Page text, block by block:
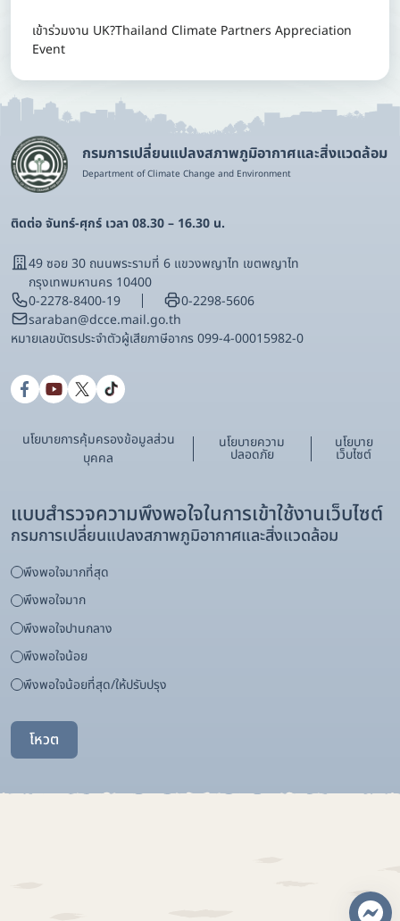
เข้าร่วมงาน UK?Thailand Climate Partners Appreciation
Event
กรมการเปลี่ยนแปลงสภาพภูมิอากาศและสิ่งแวดล้อม
Department of Climate Change and Environment
ติดต่อ จันทร์-ศุกร์ เวลา 08.30 – 16.30 น.
49 ซอย 30 ถนนพระรามที่ 6 แขวงพญาไท เขตพญาไท
กรุงเทพมหานคร 10400
0-2278-8400-19
0-2298-5606
saraban@dcce.mail.go.th
หมายเลขบัตรประจําตัวผู้เสียภาษีอากร 099-4-00015982-0
นโยบายการคุ้มครองข้อมูลส่วน
บุคคล
นโยบายความ
ปลอดภัย
นโยบาย
เว็บไซต์
แบบสำรวจความพึงพอใจในการเข้าใช้งานเว็บไซต์
กรมการเปลี่ยนแปลงสภาพภูมิอากาศและสิ่งแวดล้อม
พึงพอใจมากที่สุด
พึงพอใจมาก
พึงพอใจปานกลาง
พึงพอใจน้อย
พึงพอใจน้อยที่สุด/ให้ปรับปรุง
โหวต